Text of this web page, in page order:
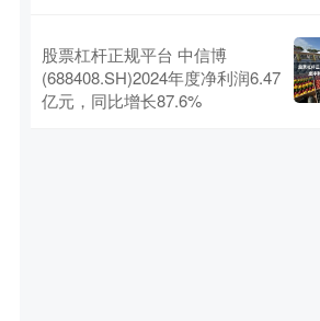
股票杠杆正规平台 中信博
(688408.SH)2024年度净利润6.47
亿元，同比增长87.6%